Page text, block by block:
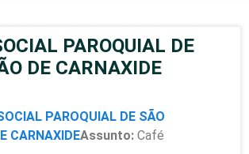
PAROQUIAL DE
DE CARNAXIDE
PAROQUIAL DE SÃO
CARNAXIDEAssunto: Café